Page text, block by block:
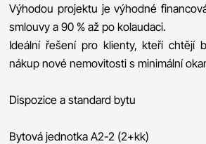
Výhodou projektu je výhodné
smlouvy a 90 % až po kolaudaci.
Ideální řešení pro klienty, kteří chtějí
nákup nové nemovitosti s minimální
Dispozice a standard bytu
Bytová jednotka A2-2 (2+kk)